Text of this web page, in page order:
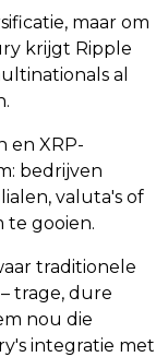
maar om
krijgt Ripple
al
en XRP-
bedrijven
valuta's of
te gooien.
traditionele
trage, dure
nou die
integratie met